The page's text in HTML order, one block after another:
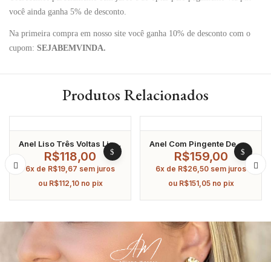
você ainda ganha 5% de desconto.
Na primeira compra em nosso site você ganha 10% de desconto com o
cupom: SEJABEMVINDA.
Produtos Relacionados
Anel Liso Três Voltas Liso
Banhado A Ouro
R$118,00
6x de R$19,67 sem juros
ou R$112,10 no pix
Anel Com Pingente De
Coração Banhado A Ouro
R$159,00
6x de R$26,50 sem juros
ou R$151,05 no pix